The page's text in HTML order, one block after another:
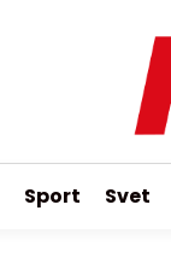
Sport Svet